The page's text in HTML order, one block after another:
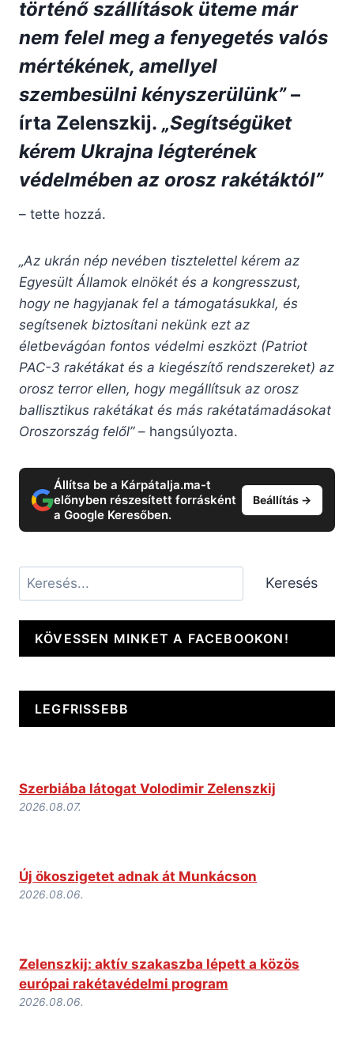
történő szállítások üteme már
nem felel meg a fenyegetés valós
mértékének, amellyel
szembesülni kényszerülünk”–
írta Zelenszkij. „Segítségüket
kérem Ukrajna légterének
védelmében az orosz rakétáktól”
– tette hozzá.
„Az ukrán nép nevében tisztelettel kérem az
Egyesült Államok elnökét és a kongresszust,
hogy ne hagyjanak fel a támogatásukkal, és
segítsenek biztosítani nekünk ezt az
életbevágóan fontos védelmi eszközt (Patriot
PAC-3 rakétákat és a kiegészítő rendszereket) az
orosz terror ellen, hogy megállítsuk az orosz
ballisztikus rakétákat és más rakétatámadásokat
Oroszország felől”– hangsúlyozta.
Állítsa be a Kárpátalja.ma-t
előnyben részesített forrásként
a Google Keresőben.
Beállítás →
Keresés Keresés
KÖVESSEN MINKET A FACEBOOKON!
LEGFRISSEBB
Szerbiába látogat Volodimir Zelenszkij
2026.08.07.
Új ökoszigetet adnak át Munkácson
2026.08.06.
Zelenszkij: aktív szakaszba lépett a közös
európai rakétavédelmi program
2026.08.06.